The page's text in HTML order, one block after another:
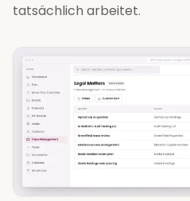
tatsächlich arbeitet.